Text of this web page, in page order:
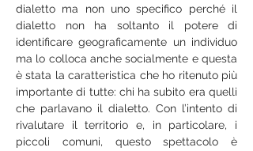
dialetto ma non uno specifico perché il
dialetto non ha soltanto il potere di
identificare geograficamente un individuo
ma lo colloca anche socialmente e questa
è stata la caratteristica che ho ritenuto più
importante di tutte: chi ha subito era quelli
che parlavano il dialetto. Con l’intento di
rivalutare il territorio e, in particolare, i
piccoli comuni, questo spettacolo è